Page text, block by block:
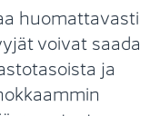
huomattavasti
voivat saada
ja